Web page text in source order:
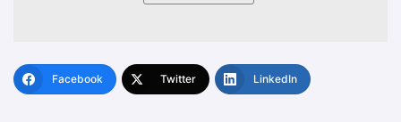
Facebook Twitter LinkedIn